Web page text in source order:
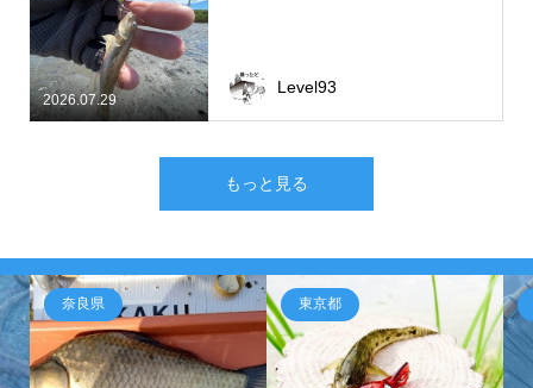
2026.07.29
Level93
もっと見る
奈良県 東京都